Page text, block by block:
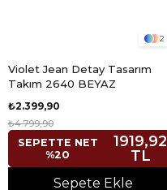
2
Violet Jean Detay Tasarım
Takım 2640 BEYAZ
₺2.399,90
₺4.799,90
SEPETTE NET
%20
1919,92
TL
Sepete Ekle